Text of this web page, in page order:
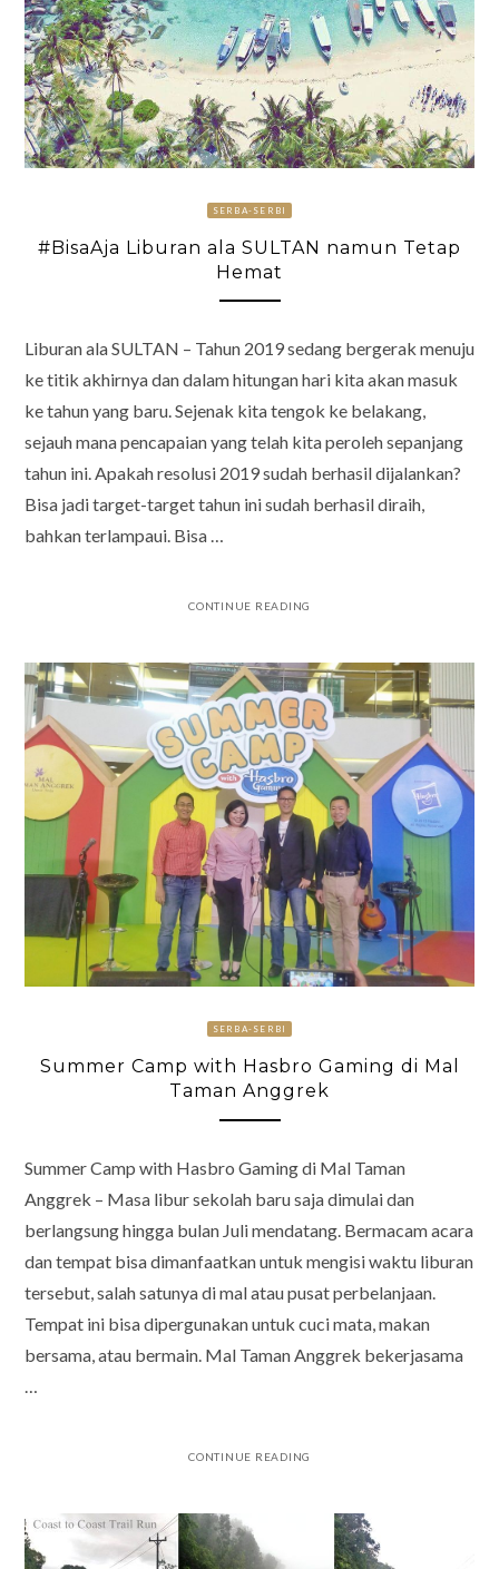
SERBA-SERBI
#BisaAja Liburan ala SULTAN namun Tetap
Hemat
Liburan ala SULTAN – Tahun 2019 sedang bergerak menuju
ke titik akhirnya dan dalam hitungan hari kita akan masuk
ke tahun yang baru. Sejenak kita tengok ke belakang,
sejauh mana pencapaian yang telah kita peroleh sepanjang
tahun ini. Apakah resolusi 2019 sudah berhasil dijalankan?
Bisa jadi target-target tahun ini sudah berhasil diraih,
bahkan terlampaui. Bisa …
CONTINUE READING
SERBA-SERBI
Summer Camp with Hasbro Gaming di Mal
Taman Anggrek
Summer Camp with Hasbro Gaming di Mal Taman
Anggrek – Masa libur sekolah baru saja dimulai dan
berlangsung hingga bulan Juli mendatang. Bermacam acara
dan tempat bisa dimanfaatkan untuk mengisi waktu liburan
tersebut, salah satunya di mal atau pusat perbelanjaan.
Tempat ini bisa dipergunakan untuk cuci mata, makan
bersama, atau bermain. Mal Taman Anggrek bekerjasama
CONTINUE READING